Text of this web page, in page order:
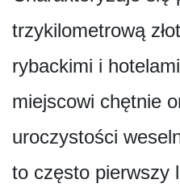
trzykilometrową
rybackimi i
miejscowi chętnie
uroczystości
to często pierwszy